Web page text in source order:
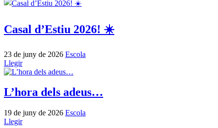
Casal d’Estiu 2026! ☀️
23 de juny de 2026 Escola
Llegir
L’hora dels adeus…
19 de juny de 2026 Escola
Llegir